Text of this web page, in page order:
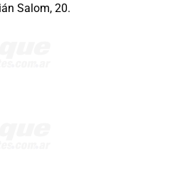
Salom, 20.